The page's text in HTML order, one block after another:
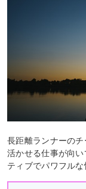
長距離ランナーの
活かせる仕事が向
ティブでパワフルな